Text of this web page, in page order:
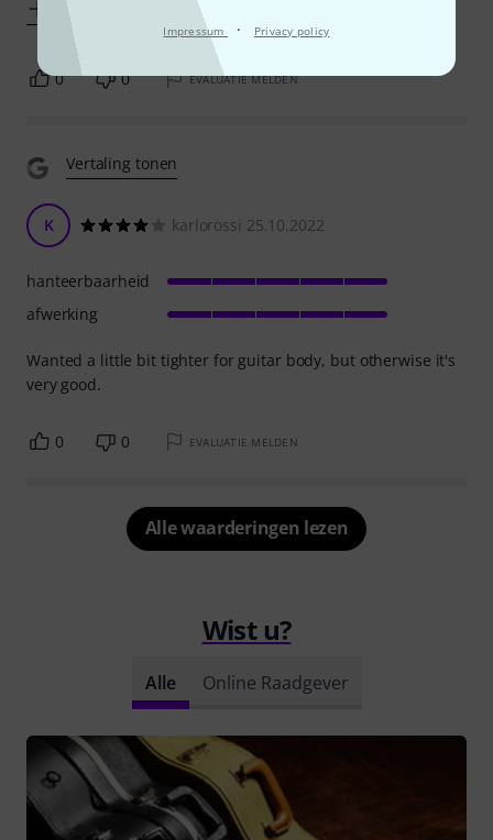
Impressum · Privacy policy
0 0 EVALUATIE MELDEN
Vertaling tonen
K karlorossi 25.10.2022
Wanted a little bit tighter for guitar body, but otherwise it's
very good.
hanteerbaarheid
afwerking
0 0 EVALUATIE MELDEN
Alle waarderingen lezen
Wist u?
Alle Online Raadgever